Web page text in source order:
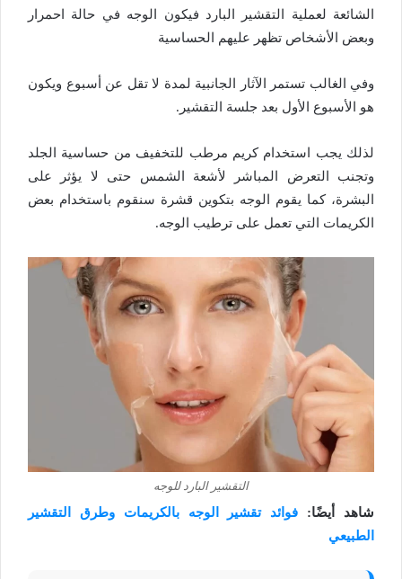
الشائعة لعملية التقشير البارد فيكون الوجه في حالة احمرار
وبعض الأشخاص تظهر عليهم الحساسية
وفي الغالب تستمر الآثار الجانبية لمدة لا تقل عن أسبوع ويكون
هو الأسبوع الأول بعد جلسة التقشير.
لذلك يجب استخدام كريم مرطب للتخفيف من حساسية الجلد
وتجنب التعرض المباشر لأشعة الشمس حتى لا يؤثر على
البشرة، كما يقوم الوجه بتكوين قشرة سنقوم باستخدام بعض
الكريمات التي تعمل على ترطيب الوجه.
التقشير البارد للوجه
شاهد أيضًا: فوائد تقشير الوجه بالكريمات وطرق التقشير
الطبيعي